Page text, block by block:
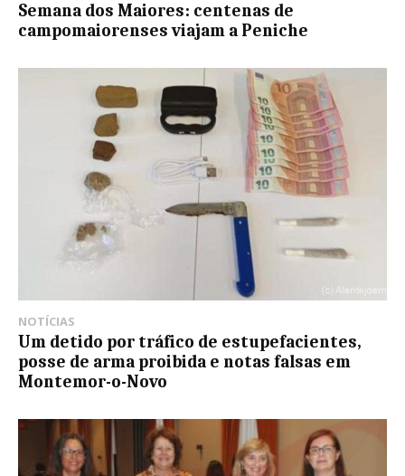
Semana dos Maiores: centenas de
campomaiorenses viajam a Peniche
NOTÍCIAS
Um detido por tráfico de estupefacientes,
posse de arma proibida e notas falsas em
Montemor-o-Novo